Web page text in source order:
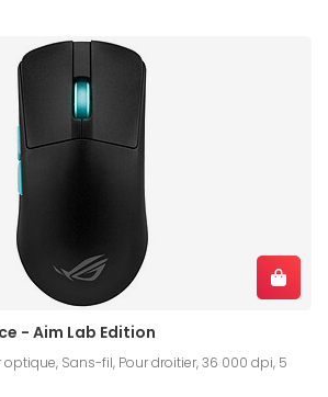
- Aim Lab Edition
Sans-fil, Pour droitier, 36 000 dpi, 5